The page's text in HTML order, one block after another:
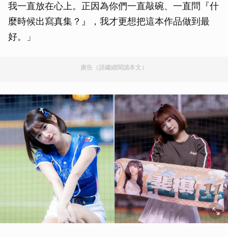
我一直放在心上。正因為你們一直敲碗、一直問『什
麼時候出寫真集？』，我才更想把這本作品做到最
好。」
廣告（請繼續閱讀本文）